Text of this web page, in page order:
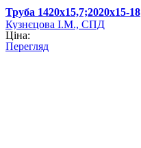
Труба 1420х15,7;2020х15-18
Кузнєцова І.М., СПД
Ціна:
Перегляд